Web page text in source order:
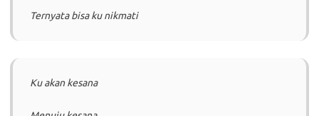
Ternyata bisa ku nikmati
Ku akan kesana